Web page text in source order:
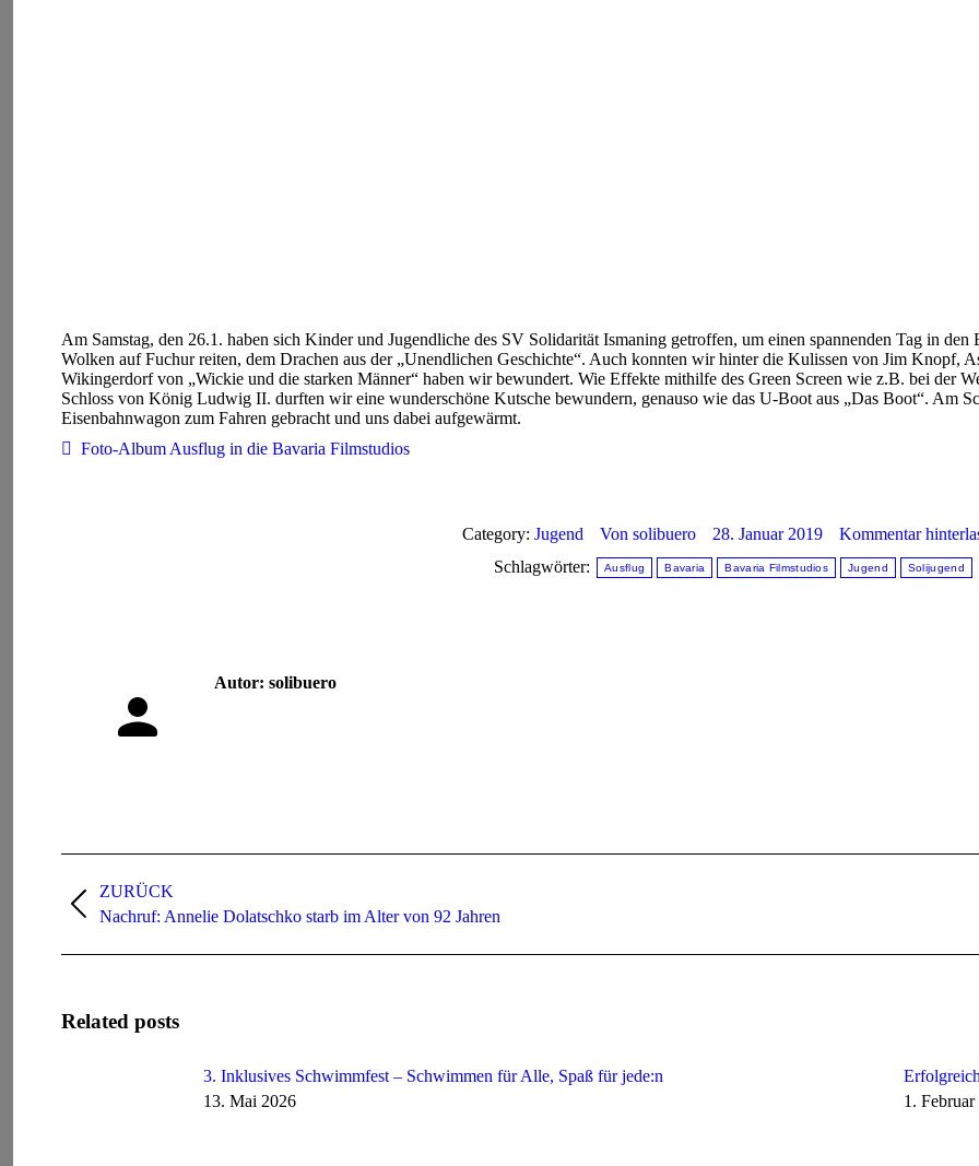
Am Samstag, den 26.1. haben sich Kinder und Jugendliche des SV Solidarität Ismaning getroffen, um einen spannenden Tag in
Wolken auf Fuchur reiten, dem Drachen aus der „Unendlichen Geschichte“. Auch konnten wir hinter die Kulissen von Jim Knopf,
Wikingerdorf von „Wickie und die starken Männer“ haben wir bewundert. Wie Effekte mithilfe des Green Screen wie z.B. bei der
Schloss von König Ludwig II. durften wir eine wunderschöne Kutsche bewundern, genauso wie das U-Boot aus „Das Boot“. Am
Eisenbahnwagon zum Fahren gebracht und uns dabei aufgewärmt.
Foto-Album Ausflug in die Bavaria Filmstudios
Category: Jugend Von solibuero 28. Januar 2019
Kommentar
Schlagwörter:
Ausflug Bavaria Bavaria Filmstudios Jugend Solijugend
Autor: solibuero
ZURÜCK
Vorheriger
Nachruf: Annelie Dolatschko starb im Alter von 92 Jahren
Related posts
3. Inklusives Schwimmfest – Schwimmen für Alle, Spaß für jede:n
13. Mai 2026
1.